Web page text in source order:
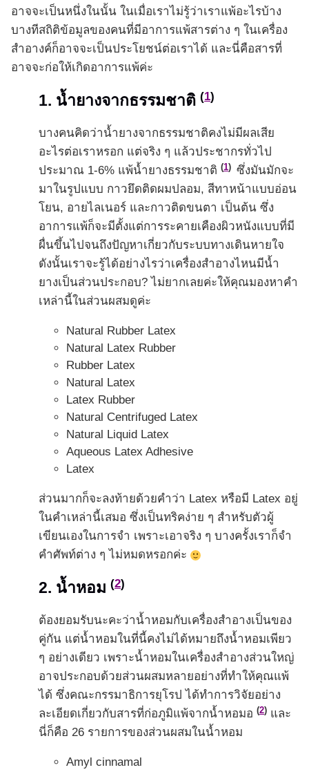
อาจจะเป็นหนึ่งในนั้น ในเมื่อเราไม่รู้ว่าเราแพ้อะไรบ้าง
บางทีสถิติข้อมูลของคนที่มีอาการแพ้สารต่าง ๆ ในเครื่อง
สำอางค์ก็อาจจะเป็นประโยชน์ต่อเราได้ และนี่คือสารที่
อาจจะก่อให้เกิดอาการแพ้ค่ะ
1. น้ำยางจากธรรมชาติ (1)
บางคนคิดว่าน้ำยางจากธรรมชาติคงไม่มีผลเสีย
อะไรต่อเราหรอก แต่จริง ๆ แล้วประชากรทั่วไป
ประมาณ 1-6% แพ้น้ำยางธรรมชาติ (1) ซึ่งมันมักจะ
มาในรูปแบบ กาวยึดติดผมปลอม, สีทาหน้าแบบอ่อน
โยน, อายไลเนอร์ และกาวติดขนตา เป็นต้น ซึ่ง
อาการแพ้ก็จะมีตั้งแต่การระคายเคืองผิวหนังแบบที่มี
ผื่นขึ้นไปจนถึงปัญหาเกี่ยวกับระบบทางเดินหายใจ
ดังนั้นเราจะรู้ได้อย่างไรว่าเครื่องสำอางไหนมีน้ำ
ยางเป็นส่วนประกอบ? ไม่ยากเลยค่ะให้คุณมองหาคำ
เหล่านี้ในส่วนผสมดูค่ะ
Natural Rubber Latex
Natural Latex Rubber
Rubber Latex
Natural Latex
Latex Rubber
Natural Centrifuged Latex
Natural Liquid Latex
Aqueous Latex Adhesive
Latex
ส่วนมากก็จะลงท้ายด้วยคำว่า Latex หรือมี Latex อยู่
ในคำเหล่านี้เสมอ ซึ่งเป็นทริคง่าย ๆ สำหรับตัวผู้
เขียนเองในการจำ เพราะเอาจริง ๆ บางครั้งเราก็จำ
คำศัพท์ต่าง ๆ ไม่หมดหรอกค่ะ
2. น้ำหอม (2)
ต้องยอมรับนะคะว่าน้ำหอมกับเครื่องสำอางเป็นของ
คู่กัน แต่น้ำหอมในที่นี้คงไม่ได้หมายถึงน้ำหอมเพียว
ๆ อย่างเดียว เพราะน้ำหอมในเครื่องสำอางส่วนใหญ่
อาจประกอบด้วยส่วนผสมหลายอย่างที่ทำให้คุณแพ้
ได้ ซึ่งคณะกรรมาธิการยุโรป ได้ทำการวิจัยอย่าง
ละเอียดเกี่ยวกับสารที่ก่อภูมิแพ้จากน้ำหอมอ (2) และ
นี่ก็คือ 26 รายการของส่วนผสมในน้ำหอม
Amyl cinnamal